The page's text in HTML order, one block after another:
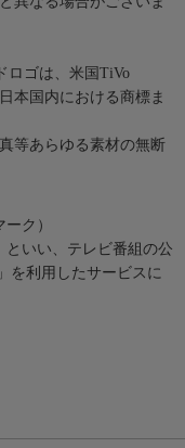
ロゴは、米国TiVo
本国内における商標ま
等あらゆる素材の無断
ク）
といい、テレビ番組の公
を利用したサービスに